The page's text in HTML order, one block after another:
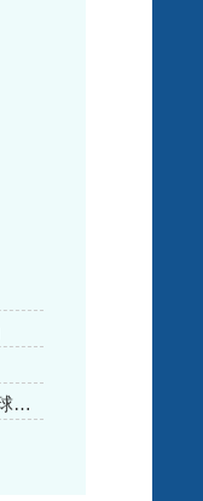
本品对皮肤引起的金黄色葡萄球菌、大肠杆菌和白色念球菌有抑制作用